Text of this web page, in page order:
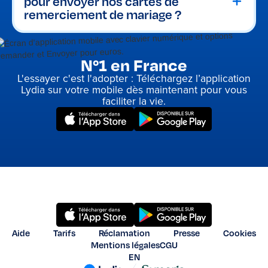
remerciement de mariage ?
contribution.
N°1 en France
L'essayer c'est l'adopter : Téléchargez l’application
Lydia sur votre mobile dès maintenant pour vous
faciliter la vie.
Aide Tarifs Réclamation Presse
Cookies
Mentions légalesCGU
EN